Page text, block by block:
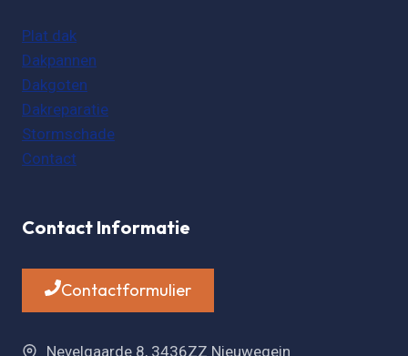
Plat dak
Dakpannen
Dakgoten
Dakreparatie
Stormschade
Contact
Contact Informatie
Contactformulier
Nevelgaarde 8, 3436ZZ Nieuwegein